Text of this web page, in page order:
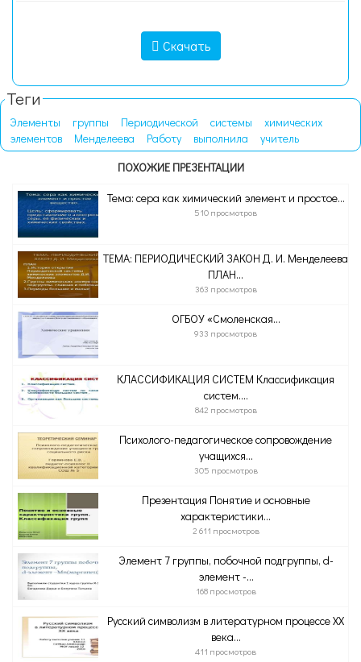
Скачать
Теги
Элементы группы Периодической системы
химических
элементов
Менделеева Работу выполнила
учитель
ПОХОЖИЕ ПРЕЗЕНТАЦИИ
Тема: сера как химический элемент и простое...
510 просмотров
ТЕМА: ПЕРИОДИЧЕСКИЙ ЗАКОН Д. И. Менделеева
ПЛАН...
363 просмотров
ОГБОУ «Смоленская...
933 просмотров
КЛАССИФИКАЦИЯ СИСТЕМ Классификация
систем....
842 просмотров
Психолого-педагогическое сопровождение
учащихся...
305 просмотров
Презентация Понятие и основные
характеристики...
2 611 просмотров
Элемент 7 группы, побочной подгруппы, d-
элемент -...
168 просмотров
Русский символизм в литературном процессе XX
века...
411 просмотров